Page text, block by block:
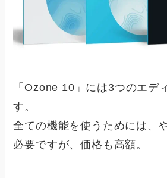
「Ozone 10」には3つのエデ
す。
全ての機能を使うためには、
必要ですが、価格も高額。